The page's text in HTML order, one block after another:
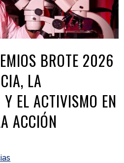
BROTE 2026
LA
EL ACTIVISMO EN
ACCIÓN